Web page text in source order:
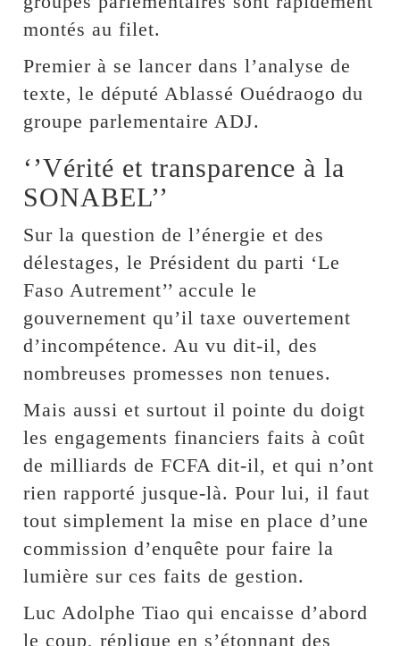
montés au filet.
Premier à se lancer dans l’analyse de
texte, le député Ablassé Ouédraogo du
groupe parlementaire ADJ.
‘’Vérité et transparence à la
SONABEL’’
Sur la question de l’énergie et des
délestages, le Président du parti ‘Le
Faso Autrement’’ accule le
gouvernement qu’il taxe ouvertement
d’incompétence. Au vu dit-il, des
nombreuses promesses non tenues.
Mais aussi et surtout il pointe du doigt
les engagements financiers faits à coût
de milliards de FCFA dit-il, et qui n’ont
rien rapporté jusque-là. Pour lui, il faut
tout simplement la mise en place d’une
commission d’enquête pour faire la
lumière sur ces faits de gestion.
Luc Adolphe Tiao qui encaisse d’abord
le coup, réplique en s’étonnant des